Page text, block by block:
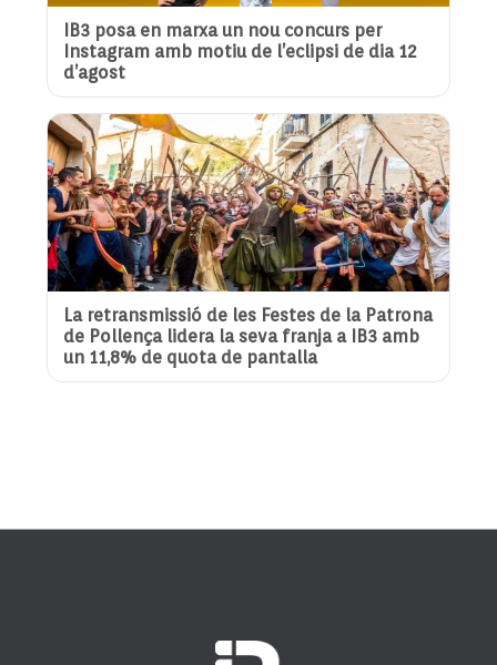
IB3 posa en marxa un nou concurs per
Instagram amb motiu de l’eclipsi de dia 12
d’agost
La retransmissió de les Festes de la Patrona
de Pollença lidera la seva franja a IB3 amb
un 11,8% de quota de pantalla